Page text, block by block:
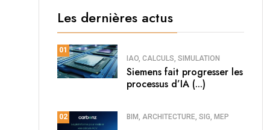
Les dernières actus
01
IAO, CALCULS, SIMULATION
Siemens fait progresser les
processus d’IA (...)
02 BIM, ARCHITECTURE, SIG, MEP